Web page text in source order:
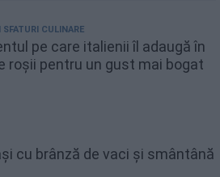
CULINARE
pe care italienii îl adaugă în
roșii pentru un gust mai bogat
cu brânză de vaci și smântână